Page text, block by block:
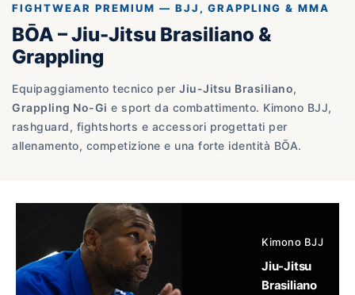
FIGHTWEAR PREMIUM — BJJ, GRAPPLING & MMA
BŌA – Jiu-Jitsu Brasiliano &
Grappling
Equipaggiamento tecnico per Jiu-Jitsu Brasiliano,
Grappling No-Gi e sport da combattimento. Kimono BJJ,
rashguard, fightshorts e accessori progettati per
allenamento, competizione e una forte identità BŌA.
Kimono BJJ
Jiu-Jitsu
Brasiliano